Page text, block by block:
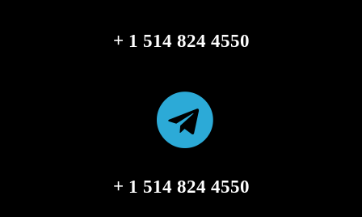
4550 824 514 1 +
4550 824 514 1 +